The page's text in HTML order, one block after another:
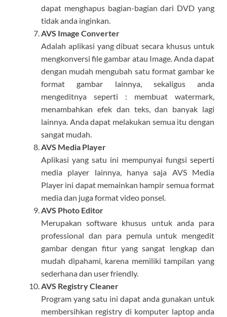
dapat menghapus bagian-bagian dari DVD yang
tidak anda inginkan.
AVS Image Converter
Adalah aplikasi yang dibuat secara khusus untuk
mengkonversi file gambar atau Image. Anda dapat
dengan mudah mengubah satu format gambar ke
format gambar lainnya, sekaligus anda
mengeditnya seperti : membuat watermark,
menambahkan efek dan teks, dan banyak lagi
lainnya. Anda dapat melakukan semua itu dengan
sangat mudah.
AVS Media Player
Aplikasi yang satu ini mempunyai fungsi seperti
media player lainnya, hanya saja AVS Media
Player ini dapat memainkan hampir semua format
media dan juga format video ponsel.
AVS Photo Editor
Merupakan software khusus untuk anda para
professional dan para pemula untuk mengedit
gambar dengan fitur yang sangat lengkap dan
mudah dipahami, karena memiliki tampilan yang
sederhana dan user friendly.
AVS Registry Cleaner
Program yang satu ini dapat anda gunakan untuk
membersihkan registry di komputer laptop anda